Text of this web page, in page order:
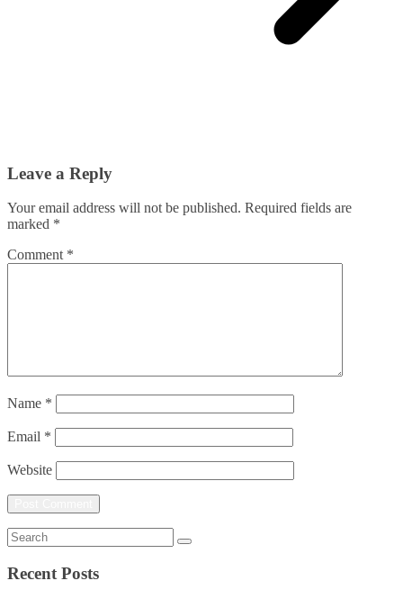
Leave a Reply
Your email address will not be published. Required fields are
marked *
Comment *
Name *
Email *
Website
Recent Posts